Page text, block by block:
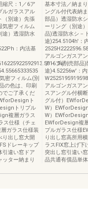
縮尺：1／6ア
ルガラスアル
（別途）先張
気密フィルム
途）透湿防水
：内法基
：
密フィルム(別
の色は、印刷
でご了承くだ
ト
トリプル
複層ガラス
ス仕様（チェ
ガラス仕様装
り出し窓大開
ドレーキップ
引違い窓ドア
ッター納まり
基本寸法／納ま
ングル付代表納
部品）透湿防水
ーリング（別途
品)透湿防水シ－
途)254.5104h'：
アルゴンガスア
テ－プ(別売部品
途)4.52256w'：
アルゴンガスア
スアングル付横
グル付）
W）
W）
EWforDesign複
プルガラス仕様
り出し窓高所用
ラスFIX窓上げ下
突出し窓引違い
品共通有償品単